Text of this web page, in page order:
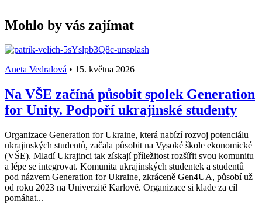
Mohlo by vás zajímat
Aneta Vedralová • 15. května 2026
Na VŠE začíná působit spolek Generation
for Unity. Podpoří ukrajinské studenty
Organizace Generation for Ukraine, která nabízí rozvoj potenciálu
ukrajinských studentů, začala působit na Vysoké škole ekonomické
(VŠE). Mladí Ukrajinci tak získají příležitost rozšířit svou komunitu
a lépe se integrovat. Komunita ukrajinských studentek a studentů
pod názvem Generation for Ukraine, zkráceně Gen4UA, působí už
od roku 2023 na Univerzitě Karlově. Organizace si klade za cíl
pomáhat...